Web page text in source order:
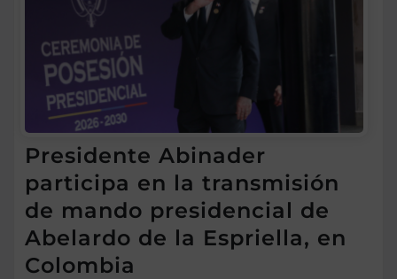
Presidente Abinader
participa en la transmisión
de mando presidencial de
Abelardo de la Espriella, en
Colombia